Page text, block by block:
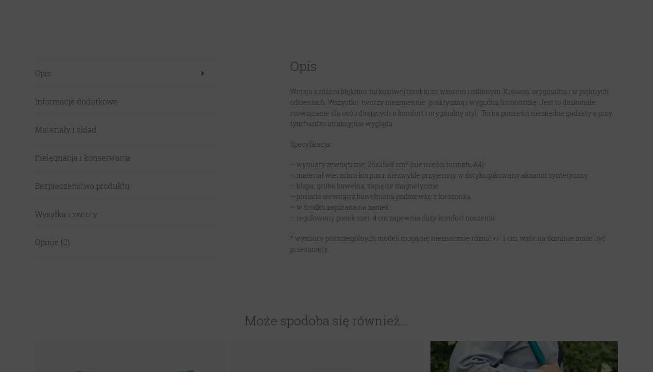
Opis
Informacje dodatkowe
Materiały i skład
Pielęgnacja i konserwacja
Bezpieczeństwo produktu
Wysyłka i zwroty
Opinie (0)
Opis
Wersja z różem błękitno-turkusowej torebki ze wzorem roślinnym. Kobieca, oryginalna i w pięknych
odcieniach. Wszystko tworzy niezmiennie praktyczną i wygodną listonoszkę. Jest to doskonałe
rozwiązanie dla osób dbających o komfort i oryginalny styl. Torba pomieści niezbędne gadżety a przy
tym bardzo atrakcyjnie wygląda.
Specyfikacja:
– wymiary zewnętrzne: 25x25x8 cm* (nie mieści formatu A4)
– materiał wierzchni korpusu: niezwykle przyjemny w dotyku pikowany aksamit syntetyczny
– klapa: gruba bawełna, zapięcie magnetyczne
– posiada wewnątrz bawełnianą podszewkę z kieszonką
– w środku zapinana na zamek
– regulowany pasek szer. 4 cm zapewnia duży komfort noszenia
* wymiary poszczególnych modeli mogą się nieznacznie różnić +/- 1 cm, wzór na tkaninie może być
przesunięty.
Może spodoba się również…